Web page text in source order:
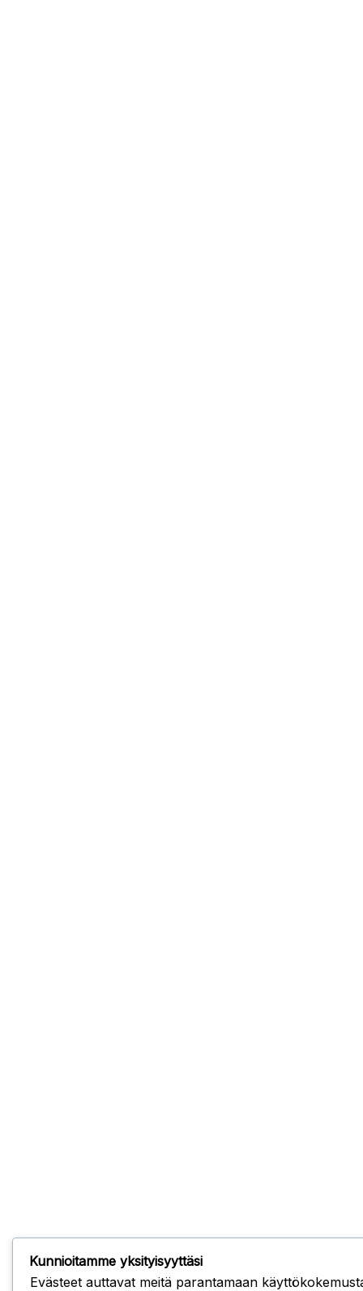
Kunnioitamme yksityisyyttäsi
Evästeet auttavat meitä parantamaan